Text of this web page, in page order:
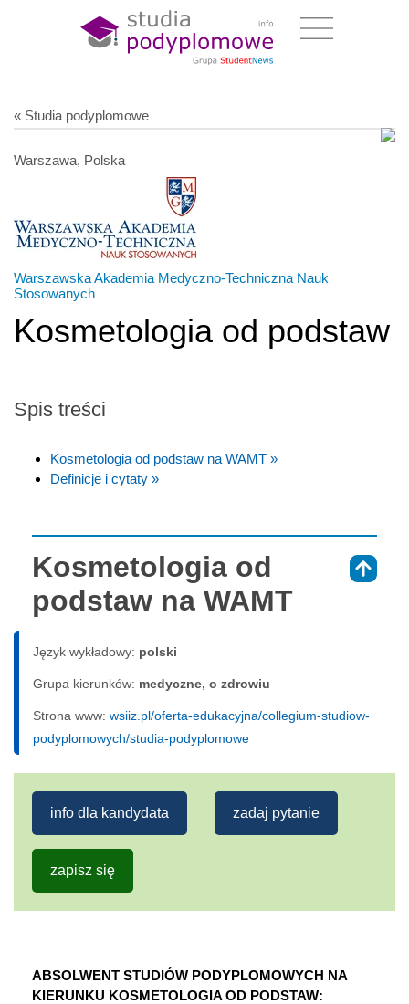
« Studia podyplomowe
Warszawa, Polska
Warszawska Akademia Medyczno-Techniczna Nauk
Stosowanych
Kosmetologia od podstaw
Spis treści
Kosmetologia od podstaw na WAMT »
Definicje i cytaty »
Kosmetologia od
podstaw na WAMT
Język wykładowy: polski
Grupa kierunków: medyczne, o zdrowiu
Strona www: wsiiz.pl/oferta-edukacyjna/collegium-studiow-
podyplomowych/studia-podyplomowe
info dla kandydata zadaj pytanie
zapisz się
ABSOLWENT STUDIÓW PODYPLOMOWYCH NA
KIERUNKU KOSMETOLOGIA OD PODSTAW: